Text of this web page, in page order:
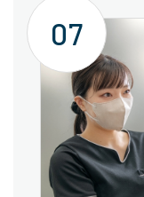
07